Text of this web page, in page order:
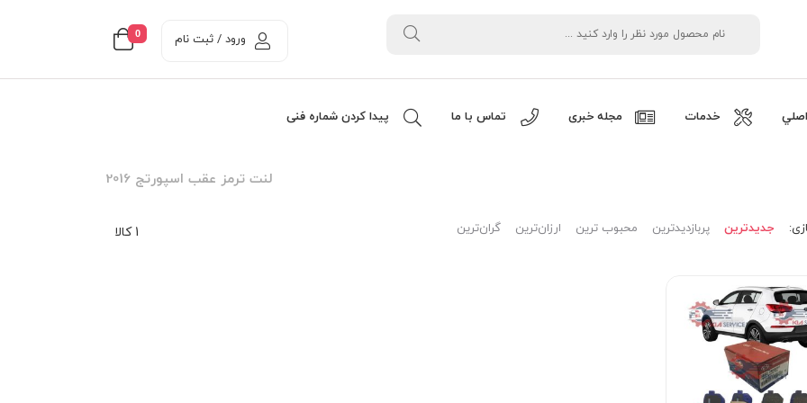
0 ورود / ثبت نام
خدمات مجله خبری تماس با ما پیدا کردن شماره فنی
لنت ترمز عقب اسپورتج 2016
1 کالا جدیدترین پربازدیدترین محبوب ترین ارزان‌ترین گران‌ترین